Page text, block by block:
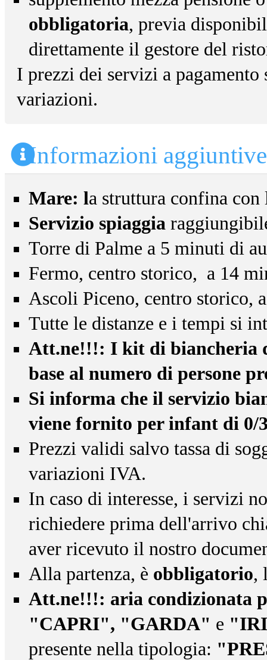
obbligatoria, previa
direttamente il gestore del
I prezzi dei servizi a
variazioni.
Informazioni aggiuntive
Mare: la struttura confina con
Servizio spiaggia
Torre di Palme a 5 minuti di
Fermo, centro storico, a 14
Ascoli Piceno, centro storico,
Tutte le distanze e i tempi si
Att.ne!!!: I kit di biancheria
base al numero di persone
Si informa che il servizio
viene fornito per infant di 0/
Prezzi validi salvo tassa di
variazioni IVA.
In caso di interesse, i servizi
richiedere prima dell'arrivo
aver ricevuto il nostro
Alla partenza, è obbligatorio,
Att.ne!!!: aria condizionata
"CAPRI", "GARDA" e
presente nella tipologia: